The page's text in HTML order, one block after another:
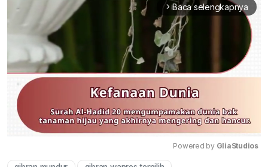
arrow_forward_ios Baca selengkapnya
Powered by GliaStudios